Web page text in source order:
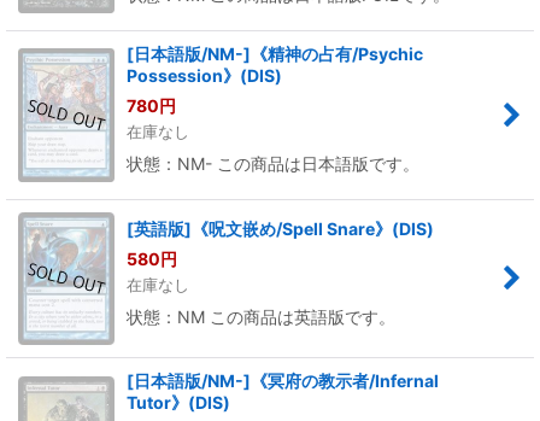
[日本語版/NM-]《精神の占有/Psychic
Possession》(DIS)
780円
在庫なし
状態：NM- この商品は日本語版です。
[英語版]《呪文嵌め/Spell Snare》(DIS)
580円
在庫なし
状態：NM この商品は英語版です。
[日本語版/NM-]《冥府の教示者/Infernal
Tutor》(DIS)